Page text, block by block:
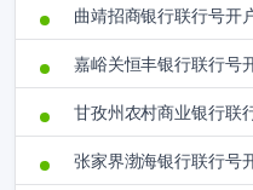
曲靖招商银行联行号开
嘉峪关恒丰银行联行号
甘孜州农村商业银行联
张家界渤海银行联行号